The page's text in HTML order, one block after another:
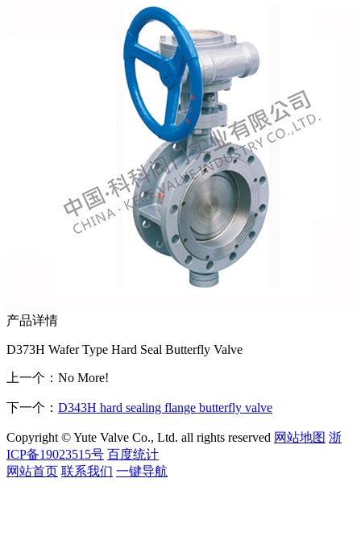
产品详情
D373H Wafer Type Hard Seal Butterfly Valve
上一个：No More!
下一个： D343H hard sealing flange butterfly valve
Copyright © Yute Valve Co., Ltd. all rights reserved 网站地图 浙
ICP备19023515号 百度统计
网站首页 联系我们 一键导航